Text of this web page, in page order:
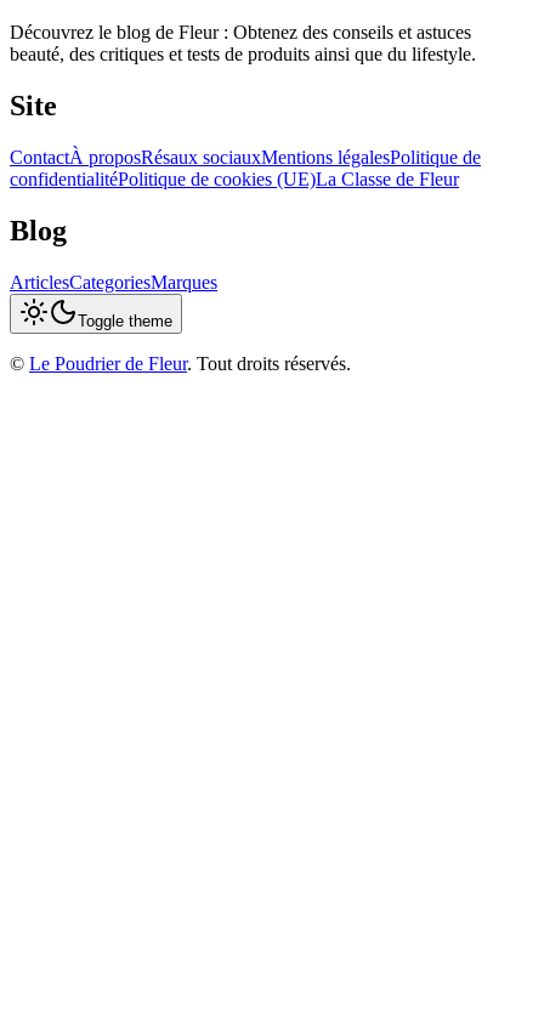
Découvrez le blog de Fleur : Obtenez des conseils et astuces
beauté, des critiques et tests de produits ainsi que du lifestyle.
Site
ContactÀ proposRésaux sociauxMentions légalesPolitique de
confidentialitéPolitique de cookies (UE)La Classe de Fleur
Blog
ArticlesCategoriesMarques
Toggle theme
© Le Poudrier de Fleur. Tout droits réservés.